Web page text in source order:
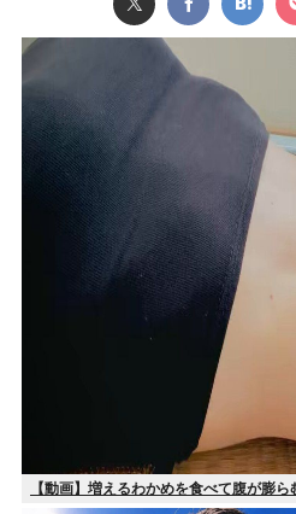
【動画】増えるわかめを食べて腹が膨